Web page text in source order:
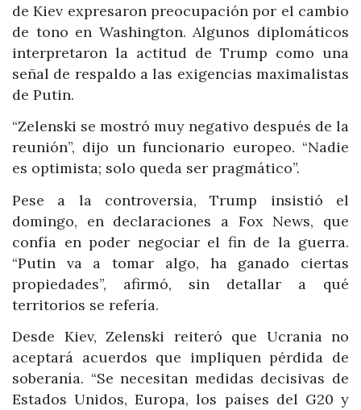
de Kiev expresaron preocupación por el cambio
de tono en Washington. Algunos diplomáticos
interpretaron la actitud de Trump como una
señal de respaldo a las exigencias maximalistas
de Putin.
“Zelenski se mostró muy negativo después de la
reunión”, dijo un funcionario europeo. “Nadie
es optimista; solo queda ser pragmático”.
Pese a la controversia, Trump insistió el
domingo, en declaraciones a Fox News, que
confía en poder negociar el fin de la guerra.
“Putin va a tomar algo, ha ganado ciertas
propiedades”, afirmó, sin detallar a qué
territorios se refería.
Desde Kiev, Zelenski reiteró que Ucrania no
aceptará acuerdos que impliquen pérdida de
soberanía. “Se necesitan medidas decisivas de
Estados Unidos, Europa, los países del G20 y